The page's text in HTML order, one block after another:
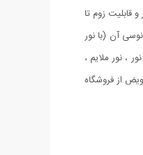
که هر انتظاری از چراغ قوه دارید برای شما فراهم خواهد ساخت. چراغ قوه 11 کاره پاور استایل برد (پرتاب نور) 1 کیلومتر و قابلیت زوم تا
این چراغ قوه طراحی 11 کاره آن و قابلیت استفاده فانوسی آن (با نور
، نور ملایم ،
باشد. این محصول را هم اکنون می توانید با قیمتی استثنایی و 1 سال گارانتی تعویض از فروشگاه